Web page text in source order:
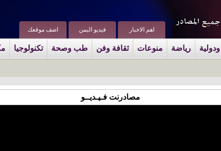
اضف موقعك فيديو اليمن اهم الاخبار
رياضة منوعات ثقافة وفن طب وصحة تكنولوجيا
مصادرنت فـيـديــو